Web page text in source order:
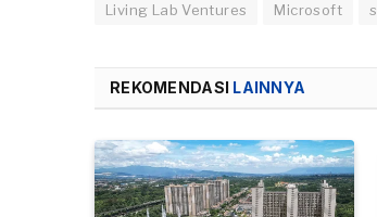
Living Lab Ventures Microsoft
REKOMENDASI LAINNYA